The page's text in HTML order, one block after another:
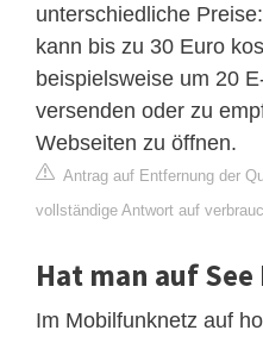
unterschiedliche
kann bis zu 30 Euro
beispielsweise um 20
versenden oder zu
Webseiten zu öffnen.
Antrag auf Entfernung der
vollständige Antwort auf
Hat man auf
Im Mobilfunknetz auf